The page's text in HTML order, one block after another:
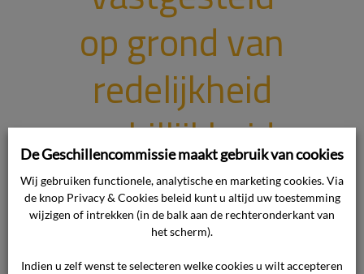
op grond van
redelijkheid
en billijkheid.
Onderwerp van het geschil Het
geschil vloeit voort uit een op 16 juli
2016 met de reisorganisator tot
waarbij de reisorganisator zich heeft
De Geschillencommissie maakt gebruik van cookies
Wij gebruiken functionele, analytische en marketing cookies. Via
de knop Privacy & Cookies beleid kunt u altijd uw toestemming
wijzigen of intrekken (in de balk aan de rechteronderkant van
het scherm).
Indien u zelf wenst te selecteren welke cookies u wilt accepteren